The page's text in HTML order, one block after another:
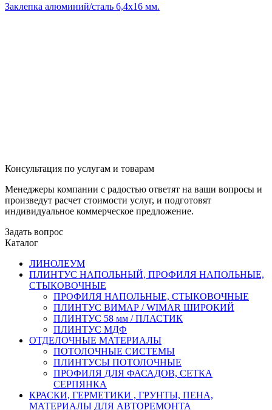
Заклепка алюминий/сталь 6,4х16 мм.
Консультация по услугам и товарам
Менеджеры компании с радостью ответят на ваши вопросы и
произведут расчет стоимости услуг, и подготовят
индивидуальное коммерческое предложение.
Задать вопрос
Каталог
ЛИНОЛЕУМ
ПЛИНТУС НАПОЛЬНЫЙ, ПРОФИЛЯ НАПОЛЬНЫЕ,
СТЫКОВОЧНЫЕ
ПРОФИЛЯ НАПОЛЬНЫЕ, СТЫКОВОЧНЫЕ
ПЛИНТУС ВИМАР / WIMAR ШИРОКИЙ
ПЛИНТУС 58 мм / ПЛАСТИК
ПЛИНТУС МДФ
ОТДЕЛОЧНЫЕ МАТЕРИАЛЫ
ПОТОЛОЧНЫЕ СИСТЕМЫ
ПЛИНТУСЫ ПОТОЛОЧНЫЕ
ПРОФИЛЯ ДЛЯ ФАСАДОВ, СЕТКА
СЕРПЯНКА
КРАСКИ, ГЕРМЕТИКИ , ГРУНТЫ, ПЕНА,
МАТЕРИАЛЫ ДЛЯ АВТОРЕМОНТА